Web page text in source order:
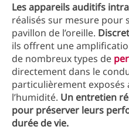
Les appareils auditifs
réalisés sur mesure pour
pavillon de l’oreille.
ils offrent une
de nombreux types de
directement dans le
particulièrement exposés
l’humidité. Un entretien
pour préserver leurs
durée de vie.